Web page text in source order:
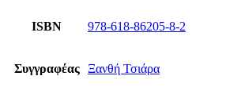
ISBN 978-618-86205-8-2
Συγγραφέας Ξανθή Τσιάρα